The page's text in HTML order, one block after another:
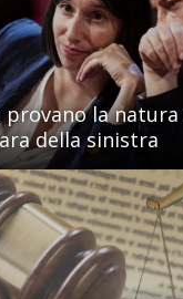
provano la
della sinistra